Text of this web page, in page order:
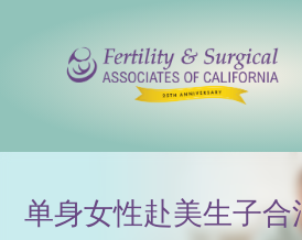
单身女性赴美生子合